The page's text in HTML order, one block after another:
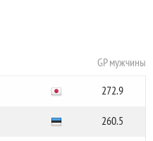
GP мужчины
272.9
260.5